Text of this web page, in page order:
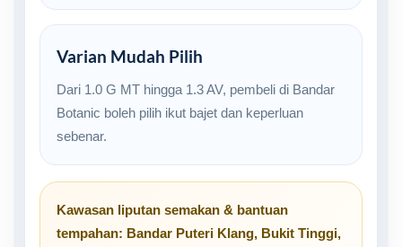
Varian Mudah Pilih
Dari 1.0 G MT hingga 1.3 AV, pembeli di Bandar
Botanic boleh pilih ikut bajet dan keperluan
sebenar.
Kawasan liputan semakan & bantuan
tempahan: Bandar Puteri Klang, Bukit Tinggi,